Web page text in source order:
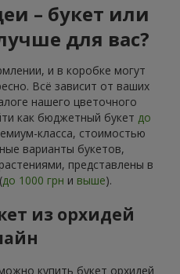
– букет или
для вас?
и в коробке могут
Всё зависит от ваших
нашего цветочного
как бюджетный букет до
класса, стоимостью
варианты букетов,
представлены в
до 1000 грн и выше).
из орхидей
купить букет орхидей